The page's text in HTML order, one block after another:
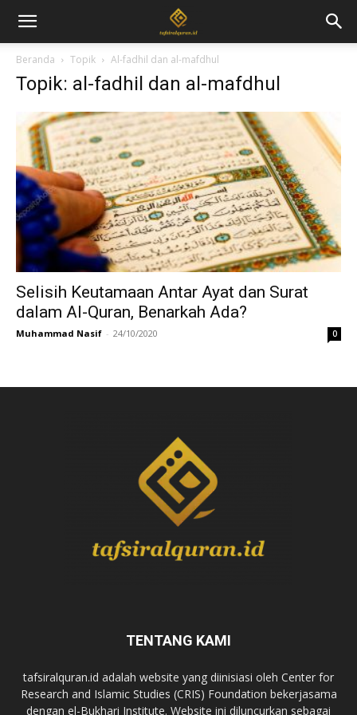
Beranda Topik Al-fadhil dan al-mafdhul
Topik: al-fadhil dan al-mafdhul
Selisih Keutamaan Antar Ayat dan Surat
dalam Al-Quran, Benarkah Ada?
Muhammad Nasif - 24/10/2020 0
TENTANG KAMI
tafsiralquran.id adalah website yang diinisiasi oleh Center for
Research and Islamic Studies (CRIS) Foundation bekerjasama
dengan el-Bukhari Institute. Website ini diluncurkan sebagai